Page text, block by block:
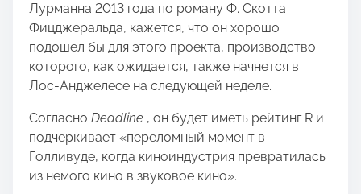
Лурманна 2013 года по роману Ф. Скотта
Фицджеральда, кажется, что он хорошо
подошел бы для этого проекта, производство
которого, как ожидается, также начнется в
Лос-Анджелесе на следующей неделе.
Согласно Deadline , он будет иметь рейтинг R и
подчеркивает «переломный момент в
Голливуде, когда киноиндустрия превратилась
из немого кино в звуковое кино».